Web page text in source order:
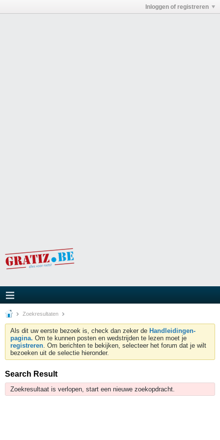
Inloggen of registreren
Zoekresultaten
Als dit uw eerste bezoek is, check dan zeker de Handleidingen-
pagina. Om te kunnen posten en wedstrijden te lezen moet je
registreren. Om berichten te bekijken, selecteer het forum dat je wilt
bezoeken uit de selectie hieronder.
Search Result
Zoekresultaat is verlopen, start een nieuwe zoekopdracht.